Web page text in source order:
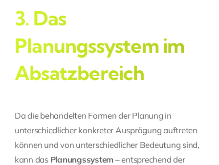
3. Das
Planungssystem im
Absatzbereich
Da die behandelten Formen der Planung in
unterschiedlicher konkreter Ausprägung auftreten
können und von unterschiedlicher Bedeutung sind,
kann das Planungssystem– entsprechend der